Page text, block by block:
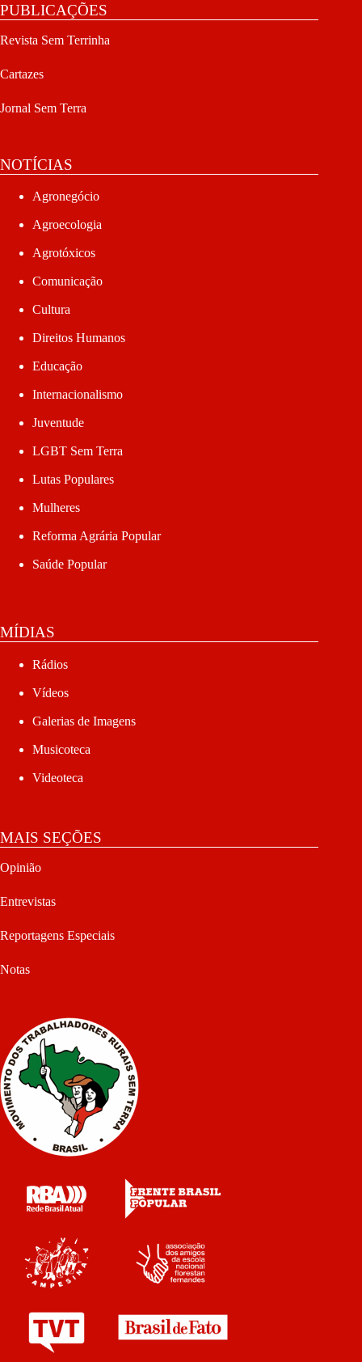
PUBLICAÇÕES
Revista Sem Terrinha
Cartazes
Jornal Sem Terra
NOTÍCIAS
Agronegócio
Agroecologia
Agrotóxicos
Comunicação
Cultura
Direitos Humanos
Educação
Internacionalismo
Juventude
LGBT Sem Terra
Lutas Populares
Mulheres
Reforma Agrária Popular
Saúde Popular
MÍDIAS
Rádios
Vídeos
Galerias de Imagens
Musicoteca
Videoteca
MAIS SEÇÕES
Opinião
Entrevistas
Reportagens Especiais
Notas